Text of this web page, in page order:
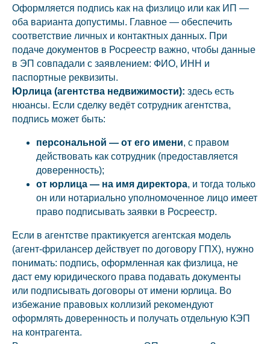
Оформляется подпись как на физлицо или как ИП —
оба варианта допустимы. Главное — обеспечить
соответствие личных и контактных данных. При
подаче документов в Росреестр важно, чтобы данные
в ЭП совпадали с заявлением: ФИО, ИНН и
паспортные реквизиты.
Юрлица (агентства недвижимости): здесь есть
нюансы. Если сделку ведёт сотрудник агентства,
подпись может быть:
персональной — от его имени, с правом
действовать как сотрудник (предоставляется
доверенность);
от юрлица — на имя директора, и тогда только
он или нотариально уполномоченное лицо имеет
право подписывать заявки в Росреестр.
Если в агентстве практикуется агентская модель
(агент-фрилансер действует по договору ГПХ), нужно
понимать: подпись, оформленная как физлица, не
даст ему юридического права подавать документы
или подписывать договоры от имени юрлица. Во
избежание правовых коллизий рекомендуют
оформлять доверенность и получать отдельную КЭП
на контрагента.